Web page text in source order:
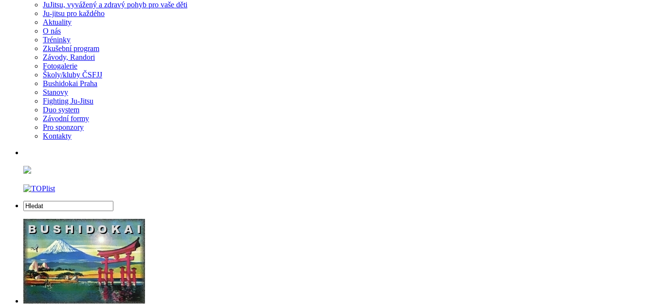
JuJitsu, vyvážený a zdravý pohyb pro vaše děti
Ju-jitsu pro každého
Aktuality
O nás
Tréninky
Zkušební program
Závody, Randori
Fotogalerie
Školy/kluby ČSFJJ
Bushidokai Praha
Stanovy
Fighting Ju-Jitsu
Duo system
Závodní formy
Pro sponzory
Kontakty